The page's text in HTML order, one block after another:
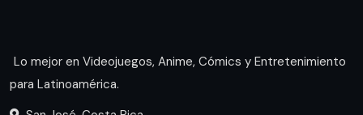
Lo mejor en Videojuegos, Anime, Cómics y Entretenimiento
para Latinoamérica.